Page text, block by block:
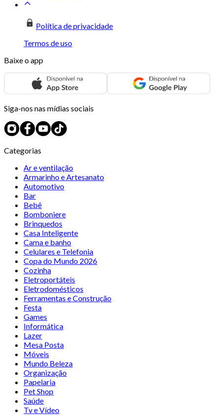
Política de privacidade
Termos de uso
Baixe o app
Siga-nos nas mídias sociais
Categorias
Ar e ventilação
Armarinho e Artesanato
Automotivo
Bar
Bebê
Bomboniere
Brinquedos
Casa Inteligente
Cama e banho
Celulares e Telefonia
Copa do Mundo 2026
Cozinha
Eletroportáteis
Eletrodomésticos
Ferramentas e Construção
Festa
Games
Informática
Lazer
Mesa Posta
Móveis
Mundo Beleza
Organização
Papelaria
Pet Shop
Saúde
Tv e Vídeo